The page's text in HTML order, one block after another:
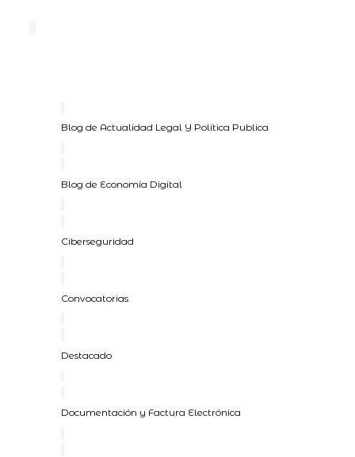
Blog de Actualidad Legal Y Política Publica
Blog de Economía Digital
Ciberseguridad
Convocatorias
Destacado
Documentación y Factura Electrónica